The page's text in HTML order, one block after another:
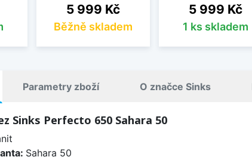
Cena
5 999 Kč
Běžně skladem
Cena
5 999 Kč
1 ks skladem
Parametry zboží O značce Sinks
Sinks Perfecto 650 Sahara 50
Sahara 50